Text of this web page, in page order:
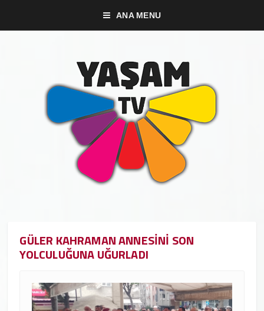
ANA MENU
GÜLER KAHRAMAN ANNESİNİ SON
YOLCULUĞUNA UĞURLADI